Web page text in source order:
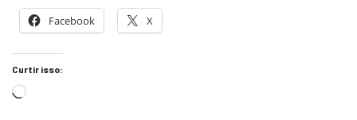
Facebook X
Curtir isso: